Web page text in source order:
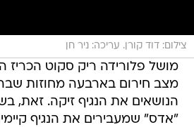
צילום: דוד קורן. עריכה: ניר חן
מושל פלורידה ריק סקוט הכריז
מצב חירום בארבעה מחוזות
הנושאים את הנגיף זיקה. זאת,
"אדס" שמעבירים את הנגיף